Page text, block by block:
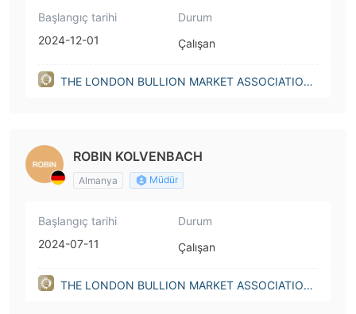
Başlangıç tarihi
2024-12-01
Durum
Çalışan
THE LONDON BULLION MARKET ASSOCIATION
ROBIN KOLVENBACH
Almanya Müdür
Başlangıç tarihi
2024-07-11
Durum
Çalışan
THE LONDON BULLION MARKET ASSOCIATION